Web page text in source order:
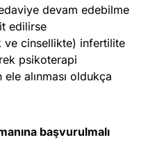
devam edebilme
edilirse
ve cinsellikte) infertilite
psikoterapi
alınması oldukça
başvurulmalı